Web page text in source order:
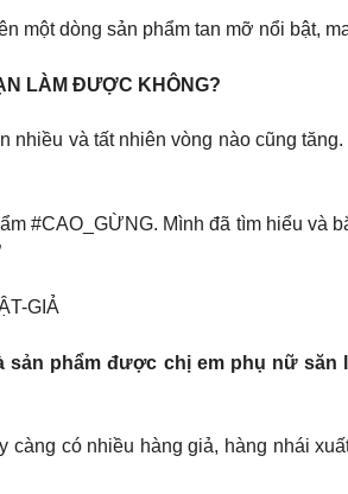
một dòng sản phẩm tan mỡ nổi bật,
LÀM ĐƯỢC KHÔNG?
nhiều và tất nhiên vòng nào cũng
#CAO_GỪNG. Mình đã tìm hiểu và
GIẢ
sản phẩm được chị em phụ nữ
có nhiều hàng giả, hàng nhái